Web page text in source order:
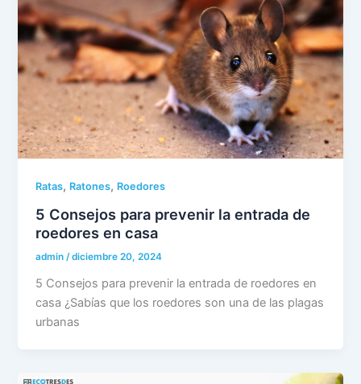
Ratas, Ratones, Roedores
5 Consejos para prevenir la entrada de
roedores en casa
admin/diciembre 20, 2024
5 Consejos para prevenir la entrada de roedores en
casa ¿Sabías que los roedores son una de las plagas
urbanas